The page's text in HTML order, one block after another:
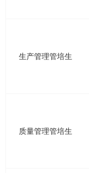
生产管理管培生
质量管理管培生